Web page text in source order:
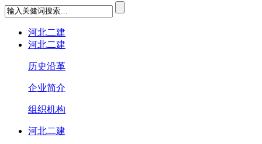
河北二建
河北二建
历史沿革
企业简介
组织机构
河北二建